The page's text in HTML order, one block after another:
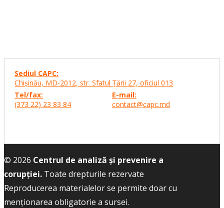
Sediul CAPC:
Chişinău, MD-2012, str. Sfatul Ţării 27, oficiul 013
Tel/fax:
(373 22) 23 83 84
E-mail:
contact@capc.md
© 2026 Centrul de analiză și prevenire a
corupției. Toate drepturile rezervate
Reproducerea materialelor se permite doar cu
menţionarea obligatorie a sursei.